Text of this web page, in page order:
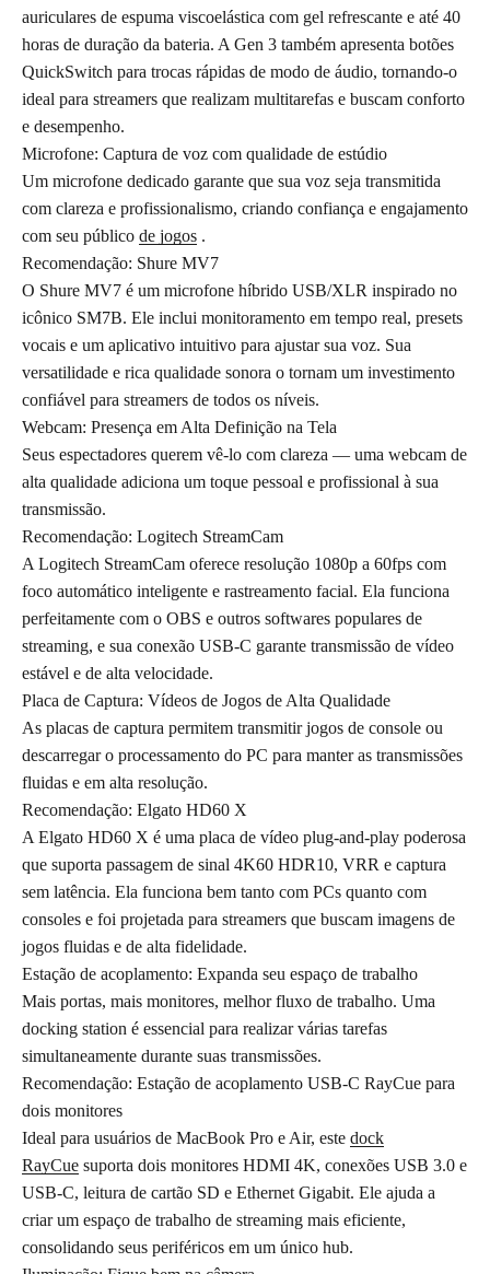
auriculares de espuma viscoelástica com gel refrescante e até 40
horas de duração da bateria. A Gen 3 também apresenta botões
QuickSwitch para trocas rápidas de modo de áudio, tornando-o
ideal para streamers que realizam multitarefas e buscam conforto
e desempenho.
Microfone: Captura de voz com qualidade de estúdio
Um microfone dedicado garante que sua voz seja transmitida
com clareza e profissionalismo, criando confiança e engajamento
com seu público de jogos .
Recomendação: Shure MV7
O Shure MV7 é um microfone híbrido USB/XLR inspirado no
icônico SM7B. Ele inclui monitoramento em tempo real, presets
vocais e um aplicativo intuitivo para ajustar sua voz. Sua
versatilidade e rica qualidade sonora o tornam um investimento
confiável para streamers de todos os níveis.
Webcam: Presença em Alta Definição na Tela
Seus espectadores querem vê-lo com clareza — uma webcam de
alta qualidade adiciona um toque pessoal e profissional à sua
transmissão.
Recomendação: Logitech StreamCam
A Logitech StreamCam oferece resolução 1080p a 60fps com
foco automático inteligente e rastreamento facial. Ela funciona
perfeitamente com o OBS e outros softwares populares de
streaming, e sua conexão USB-C garante transmissão de vídeo
estável e de alta velocidade.
Placa de Captura: Vídeos de Jogos de Alta Qualidade
As placas de captura permitem transmitir jogos de console ou
descarregar o processamento do PC para manter as transmissões
fluidas e em alta resolução.
Recomendação: Elgato HD60 X
A Elgato HD60 X é uma placa de vídeo plug-and-play poderosa
que suporta passagem de sinal 4K60 HDR10, VRR e captura
sem latência. Ela funciona bem tanto com PCs quanto com
consoles e foi projetada para streamers que buscam imagens de
jogos fluidas e de alta fidelidade.
Estação de acoplamento: Expanda seu espaço de trabalho
Mais portas, mais monitores, melhor fluxo de trabalho. Uma
docking station é essencial para realizar várias tarefas
simultaneamente durante suas transmissões.
Recomendação: Estação de acoplamento USB-C RayCue para
dois monitores
Ideal para usuários de MacBook Pro e Air, este dock
RayCue suporta dois monitores HDMI 4K, conexões USB 3.0 e
USB-C, leitura de cartão SD e Ethernet Gigabit. Ele ajuda a
criar um espaço de trabalho de streaming mais eficiente,
consolidando seus periféricos em um único hub.